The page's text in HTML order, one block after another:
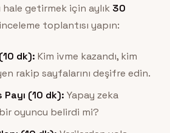
hale getirmek için aylık 30
toplantısı yapın:
dk): Kim ivme kazandı, kim
rakip sayfalarını deşifre edin.
Payı (10 dk): Yapay zeka
oyuncu belirdi mi?